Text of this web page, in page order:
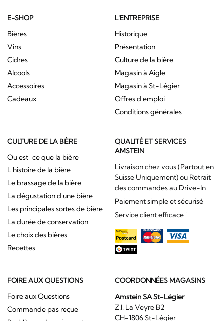
E-SHOP
Bières
Vins
Cidres
Alcools
Accessoires
Cadeaux
L'ENTREPRISE
Historique
Présentation
Culture de la bière
Magasin à Aigle
Magasin à St-Légier
Offres d'emploi
Conditions générales
CULTURE DE LA BIÈRE
Qu'est-ce que la bière
L'histoire de la bière
Le brassage de la bière
La dégustation d'une bière
Les principales sortes de bière
La durée de conservation
Le choix des bières
Recettes
QUALITÉ ET SERVICES
AMSTEIN
Livraison chez vous (Partout en
Suisse Uniquement) ou Retrait
des commandes au Drive-In
Paiement simple et sécurisé
Service client efficace !
FOIRE AUX QUESTIONS
Foire aux Questions
Commande pas reçue
COORDONNÉES MAGASINS
Amstein SA St-Légier
Z.I. La Veyre B2
CH-1806 St-Légier